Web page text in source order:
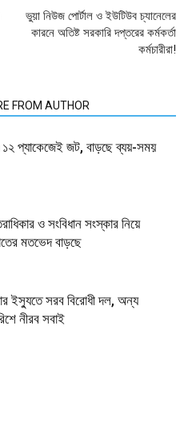
ভুয়া নিউজ পোর্টাল ও ইউটিউব চ্যানেলের
কারনে অতিষ্ট সরকারি দপ্তরের কর্মকর্তা
কর্মচারীরা!
FROM AUTHOR
১২ প্যাকেজেই জট, বাড়ছে ব্যয়-সময়
ও সংবিধান সংস্কার নিয়ে
মতভেদ বাড়ছে
ইস্যুতে সরব বিরোধী দল, অন্য
নীরব সবাই